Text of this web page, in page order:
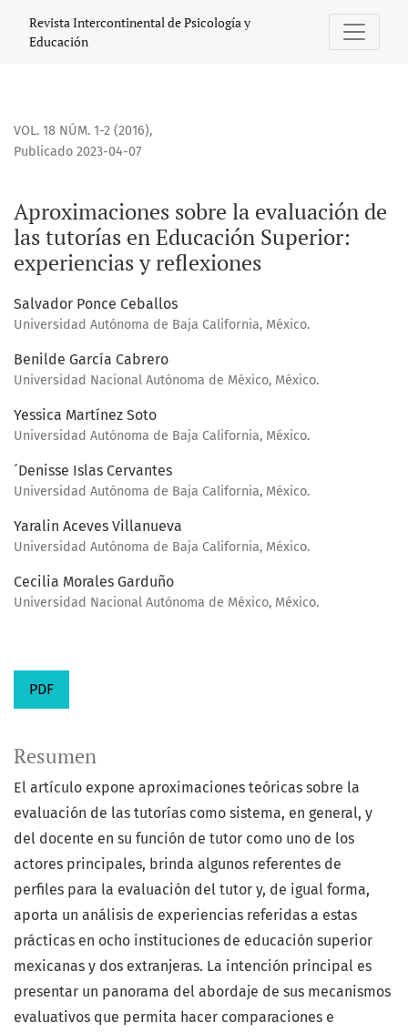
Aproximaciones sobre la evaluación de las tutorías en
Revista Intercontinental de Psicología y
Educación
VOL. 18 NÚM. 1-2 (2016),
Aproximaciones sobre la evaluación de
las tutorías en Educación Superior:
experiencias y reflexiones
Publicado 2023-04-07
Salvador Ponce Ceballos
Universidad Autónoma de Baja California, México.
Benilde García Cabrero
Universidad Nacional Autónoma de México, México.
Yessica Martínez Soto
Universidad Autónoma de Baja California, México.
´Denisse Islas Cervantes
Universidad Autónoma de Baja California, México.
Yaralin Aceves Villanueva
Universidad Autónoma de Baja California, México.
Cecilia Morales Garduño
Universidad Nacional Autónoma de México, México.
PDF
Resumen
El artículo expone aproximaciones teóricas sobre la
evaluación de las tutorías como sistema, en general, y
del docente en su función de tutor como uno de los
actores principales, brinda algunos referentes de
perfiles para la evaluación del tutor y, de igual forma,
aporta un análisis de experiencias referidas a estas
prácticas en ocho instituciones de educación superior
mexicanas y dos extranjeras. La intención principal es
presentar un panorama del abordaje de sus mecanismos
evaluativos que permita hacer comparaciones e